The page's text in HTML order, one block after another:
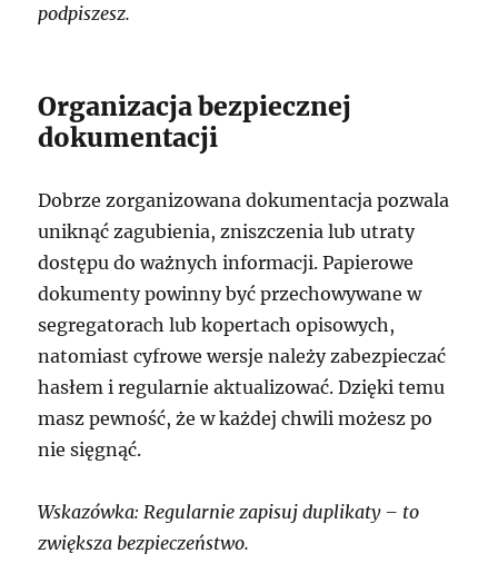
podpiszesz.
Organizacja bezpiecznej
dokumentacji
Dobrze zorganizowana dokumentacja pozwala
uniknąć zagubienia, zniszczenia lub utraty
dostępu do ważnych informacji. Papierowe
dokumenty powinny być przechowywane w
segregatorach lub kopertach opisowych,
natomiast cyfrowe wersje należy zabezpieczać
hasłem i regularnie aktualizować. Dzięki temu
masz pewność, że w każdej chwili możesz po
nie sięgnąć.
Wskazówka: Regularnie zapisuj duplikaty – to
zwiększa bezpieczeństwo.